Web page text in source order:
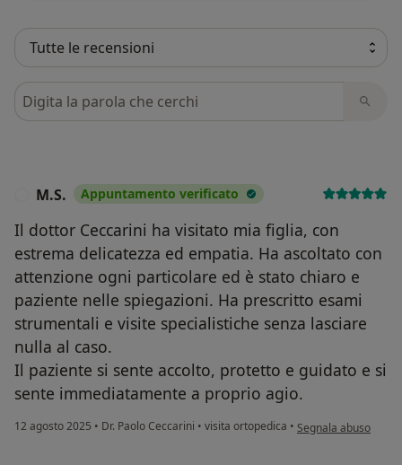
Cerca nelle recensioni
M.S. Appuntamento verificato
Il dottor Ceccarini ha visitato mia figlia, con
estrema delicatezza ed empatia. Ha ascoltato con
attenzione ogni particolare ed è stato chiaro e
paziente nelle spiegazioni. Ha prescritto esami
strumentali e visite specialistiche senza lasciare
nulla al caso.
Il paziente si sente accolto, protetto e guidato e si
sente immediatamente a proprio agio.
12 agosto 2025 • Dr. Paolo Ceccarini • visita ortopedica • secondo l'opinione
Segnala abuso